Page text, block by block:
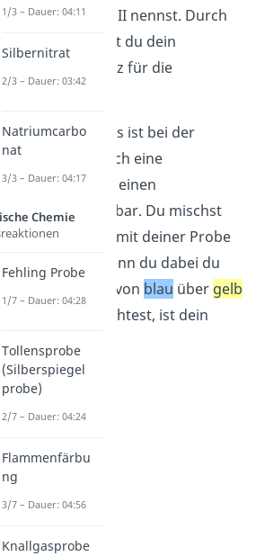
I und Fehling II nennst. Durch
Mischung erhältst du dein
Reagenz für die
Nachweis ist bei der
Reaktion durch eine
sowie einen
erkennbar. Du mischst
Reagenz mit deiner Probe
es. Wenn du dabei du
Farbumschlag von blau über gelb
beobachtest, ist dein
positiv.
1/3 – Dauer: 04:11
Silbernitrat
2/3 – Dauer: 03:42
Natriumcarbo
nat
3/3 – Dauer: 04:17
Chemie
Fehling Probe
1/7 – Dauer: 04:28
Tollensprobe
(Silberspiegel
probe)
2/7 – Dauer: 04:24
Flammenfärbu
ng
3/7 – Dauer: 04:56
Knallgasprobe